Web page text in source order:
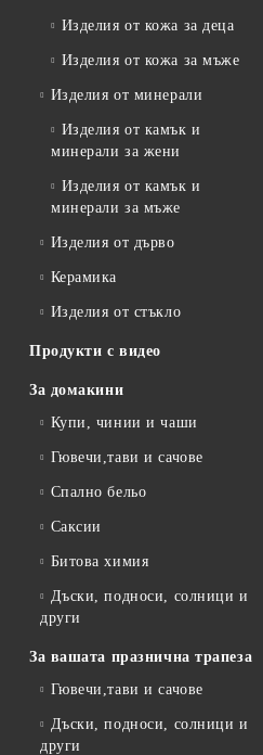
Изделия от кожа за деца
Изделия от кожа за мъже
Изделия от минерали
Изделия от камък и
минерали за жени
Изделия от камък и
минерали за мъже
Изделия от дърво
Керамика
Изделия от стъкло
Продукти с видео
За домакини
Купи, чинии и чаши
Гювечи,тави и сачове
Спално бельо
Саксии
Битова химия
Дъски, подноси, солници и
други
За вашата празнична трапеза
Гювечи,тави и сачове
Дъски, подноси, солници и
други